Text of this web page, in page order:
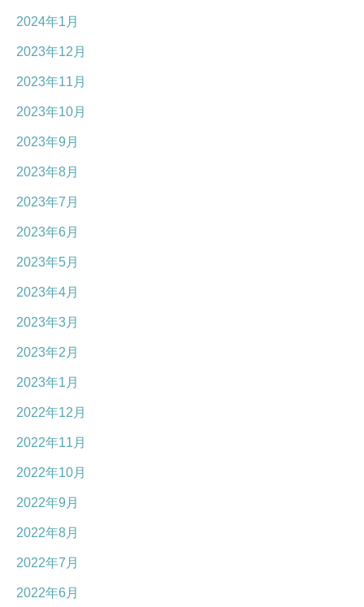
2024年1月
2023年12月
2023年11月
2023年10月
2023年9月
2023年8月
2023年7月
2023年6月
2023年5月
2023年4月
2023年3月
2023年2月
2023年1月
2022年12月
2022年11月
2022年10月
2022年9月
2022年8月
2022年7月
2022年6月